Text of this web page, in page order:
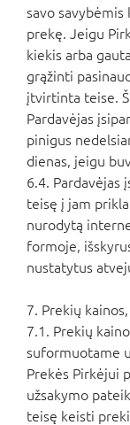
savo savybėmis
prekę. Jeigu
kiekis arba
grąžinti
įtvirtinta teise.
Pardavėjas
pinigus
dienas, jeigu
6.4. Pardavėjas
teisę į jam
nurodytą
formoje,
nustatytus
7. Prekių
7.1. Prekių
suformuotame
Prekės Pirkėjui
užsakymo
teisę keisti